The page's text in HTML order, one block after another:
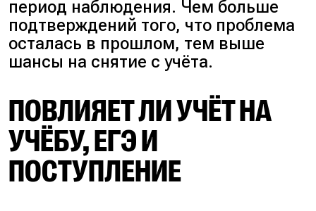
период наблюдения. Чем больше
подтверждений того, что проблема
осталась в прошлом, тем выше
шансы на снятие с учёта.
ПОВЛИЯЕТ ЛИ УЧЁТ НА
УЧЁБУ, ЕГЭ И
ПОСТУПЛЕНИЕ